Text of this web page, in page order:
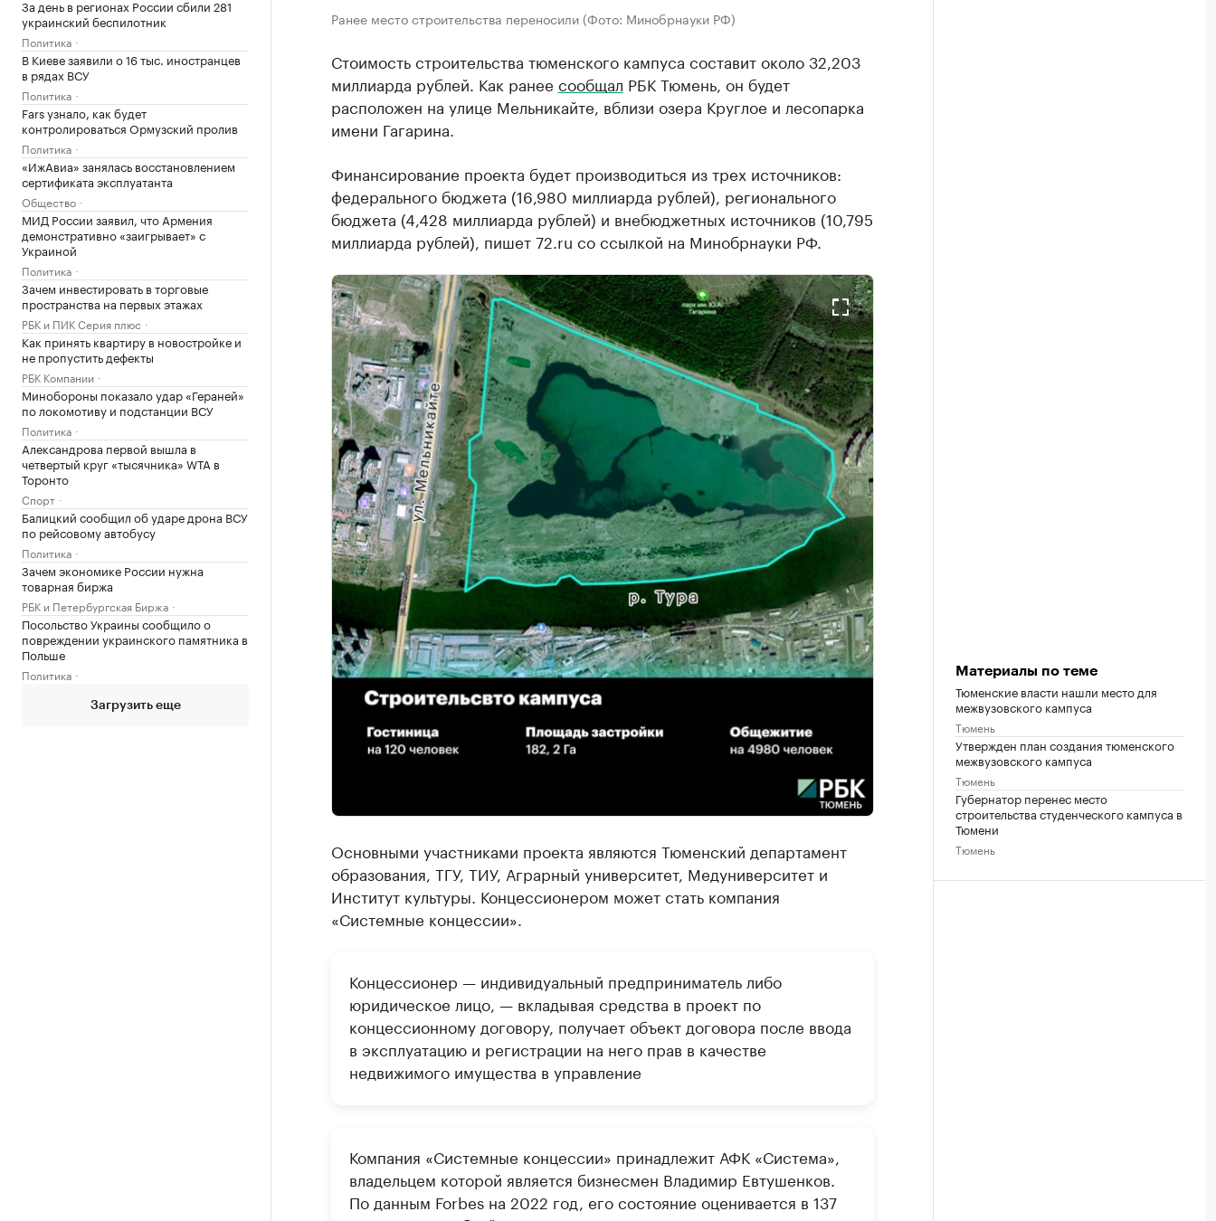
За день в регионах России сбили 281
украинский беспилотник
Политика
В Киеве заявили о 16 тыс. иностранцев
в рядах ВСУ
Политика
Fars узнало, как будет
контролироваться Ормузский пролив
Политика
«ИжАвиа» занялась восстановлением
сертификата эксплуатанта
Общество
МИД России заявил, что Армения
демонстративно «заигрывает» с
Украиной
Политика
Зачем инвестировать в торговые
пространства на первых этажах
РБК и ПИК Серия плюс
Как принять квартиру в новостройке и
не пропустить дефекты
РБК Компании
Минобороны показало удар «Гераней»
по локомотиву и подстанции ВСУ
Политика
Александрова первой вышла в
четвертый круг «тысячника» WTA в
Торонто
Спорт
Балицкий сообщил об ударе дрона ВСУ
по рейсовому автобусу
Политика
Зачем экономике России нужна
товарная биржа
РБК и Петербургская Биржа
Посольство Украины сообщило о
повреждении украинского памятника в
Польше
Политика
Загрузить еще
Ранее место строительства переносили (Фото: Минобрнауки РФ)
Стоимость строительства тюменского кампуса составит около 32,203
миллиарда рублей. Как ранее сообщал РБК Тюмень, он будет
расположен на улице Мельникайте, вблизи озера Круглое и лесопарка
имени Гагарина.
Финансирование проекта будет производиться из трех источников:
федерального бюджета (16,980 миллиарда рублей), регионального
бюджета (4,428 миллиарда рублей) и внебюджетных источников (10,795
миллиарда рублей), пишет 72.ru со ссылкой на Минобрнауки РФ.
Основными участниками проекта являются Тюменский департамент
образования, ТГУ, ТИУ, Аграрный университет, Медуниверситет и
Институт культуры. Концессионером может стать компания
«Системные концессии».
Концессионер — индивидуальный предприниматель либо
юридическое лицо, — вкладывая средства в проект по
концессионному договору, получает объект договора после ввода
в эксплуатацию и регистрации на него прав в качестве
недвижимого имущества в управление
Компания «Системные концессии» принадлежит АФК «Система»,
владельцем которой является бизнесмен Владимир Евтушенков.
По данным Forbes на 2022 год, его состояние оценивается в 137
Материалы по теме
Тюменские власти нашли место для
межвузовского кампуса
Тюмень
Утвержден план создания тюменского
межвузовского кампуса
Тюмень
Губернатор перенес место
строительства студенческого кампуса в
Тюмени
Тюмень